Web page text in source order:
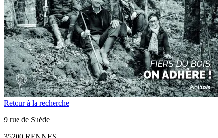
Retour à la recherche
9 rue de Suède
35200 RENNES